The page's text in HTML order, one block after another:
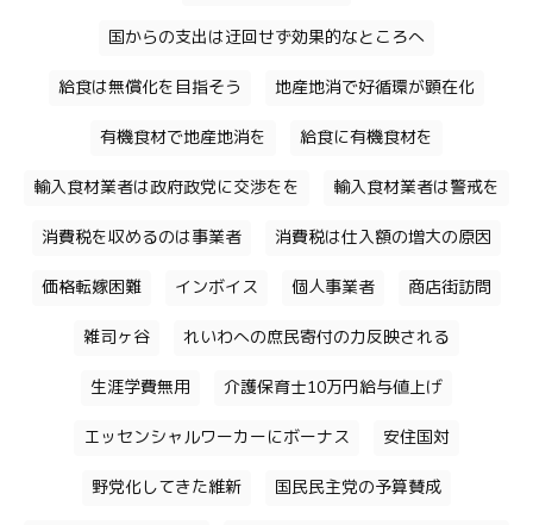
国からの支出は迂回せず効果的なところへ
給食は無償化を目指そう 地産地消で好循環が顕在化
有機食材で地産地消を 給食に有機食材を
輸入食材業者は政府政党に交渉をを 輸入食材業者は警戒を
消費税を収めるのは事業者 消費税は仕入額の増大の原因
価格転嫁困難 インボイス 個人事業者 商店街訪問
雑司ヶ谷 れいわへの庶民寄付の力反映される
生涯学費無用 介護保育士10万円給与値上げ
エッセンシャルワーカーにボーナス 安住国対
野党化してきた維新 国民民主党の予算賛成